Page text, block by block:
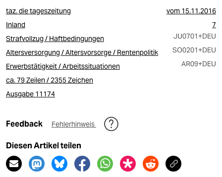
taz. die tageszeitung vom 15.11.2016
Inland
7
Strafvollzug / Haftbedingungen
JU0701+DEU
Altersversorgung / Altersvorsorge / Rentenpolitik
SO0201+DEU
Erwerbstätigkeit / Arbeitssituationen
AR09+DEU
ca. 79 Zeilen / 2355 Zeichen
Ausgabe 11174
Feedback Fehlerhinweis
Diesen Artikel teilen